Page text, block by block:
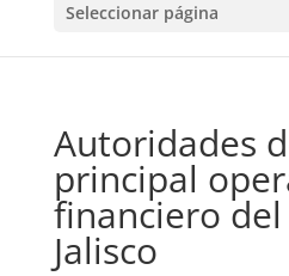
Seleccionar página
Autoridades
principal
financiero del
Jalisco